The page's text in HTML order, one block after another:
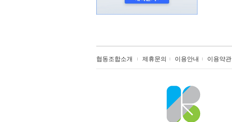
협동조합소개 제휴문의 이용안내 이용약관